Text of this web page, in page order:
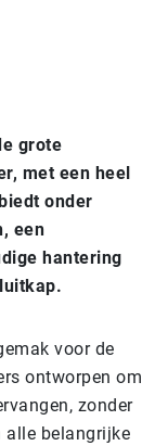
grote
met een heel
onder
een
hantering
voor de
ontworpen om
zonder
alle belangrijke